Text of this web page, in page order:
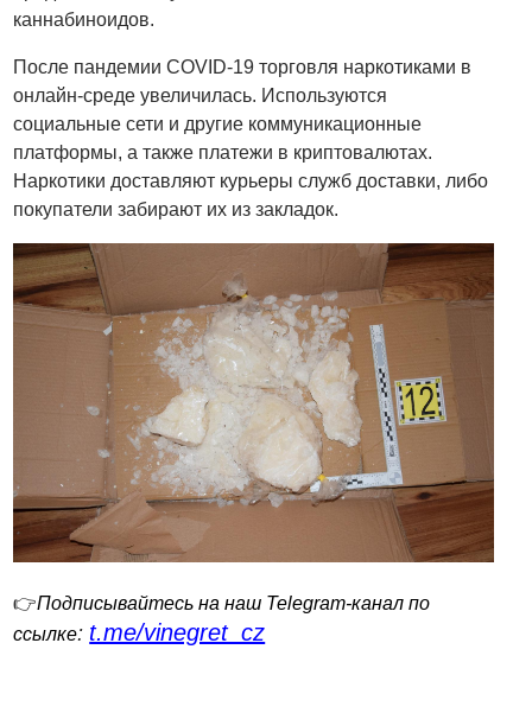
каннабиноидов.
После пандемии COVID-19 торговля наркотиками в
онлайн-среде увеличилась. Используются
социальные сети и другие коммуникационные
платформы, а также платежи в криптовалютах.
Наркотики доставляют курьеры служб доставки, либо
покупатели забирают их из закладок.
👉Подписывайтесь на наш Telegram-канал по
ссылке: t.me/vinegret_cz